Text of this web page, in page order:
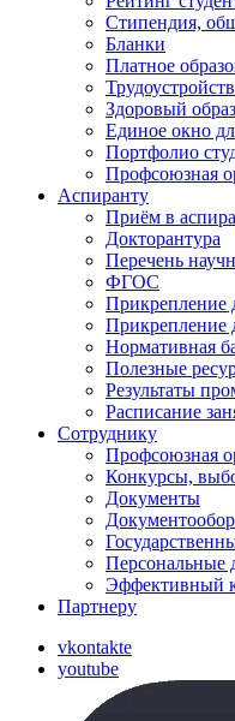
Стипендия,
Бланки
Платное
Здоровый
Единое окно
Портфолио
Профсоюзная
Аспиранту
Приём в
Докторантура
Перечень
ФГОС
Прикрепление
Прикрепление
Нормативная
Полезные
Результаты
Расписание
Сотруднику
Профсоюзная
Конкурсы,
Документы
Персональные
Эффективный
Партнеру
vkontakte
youtube